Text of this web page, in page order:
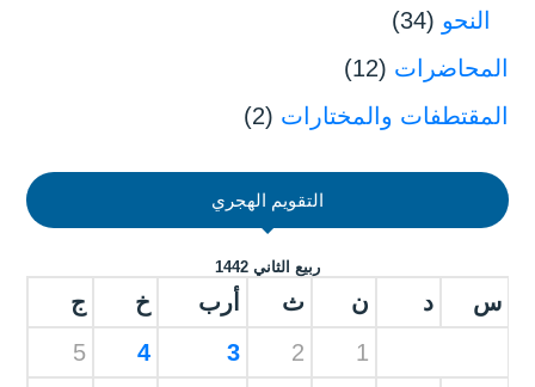
النحو (34)
المحاضرات (12)
المقتطفات والمختارات (2)
التقويم الهجري
ربيع الثاني 1442
س د ن ث أرب خ ج
1
2
3
4
5